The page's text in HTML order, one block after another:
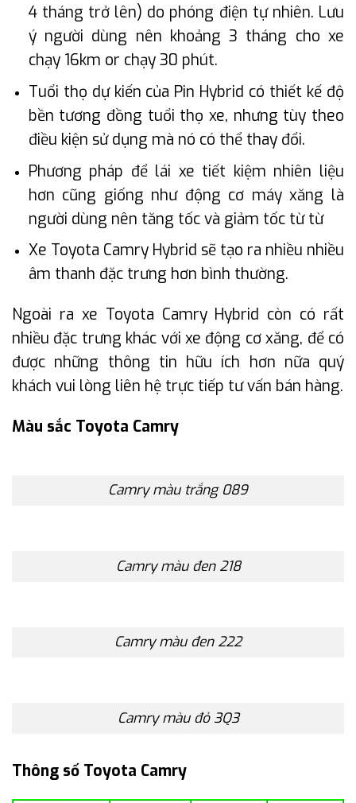
4 tháng trở lên) do phóng điện tự nhiên. Lưu
ý người dùng nên khoảng 3 tháng cho xe
chạy 16km or chạy 30 phút.
Tuổi thọ dự kiến của Pin Hybrid có thiết kế độ
bền tương đồng tuổi thọ xe, nhưng tùy theo
điều kiện sử dụng mà nó có thể thay đổi.
Phương pháp để lái xe tiết kiệm nhiên liệu
hơn cũng giống như động cơ máy xăng là
người dùng nên tăng tốc và giảm tốc từ từ
Xe Toyota Camry Hybrid sẽ tạo ra nhiều nhiều
âm thanh đặc trưng hơn bình thường.
Ngoài ra xe Toyota Camry Hybrid còn có rất
nhiều đặc trưng khác với xe động cơ xăng, để có
được những thông tin hữu ích hơn nữa quý
khách vui lòng liên hệ trực tiếp tư vấn bán hàng.
Màu sắc Toyota Camry
Camry màu trắng 089
Camry màu đen 218
Camry màu đen 222
Camry màu đỏ 3Q3
Thông số Toyota Camry